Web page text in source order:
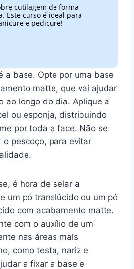
cutilagem de forma
Este curso é ideal para
e pedicure!
a base. Opte por uma base
matte, que vai ajudar
ao longo do dia. Aplique a
ou esponja, distribuindo
por toda a face. Não se
o pescoço, para evitar
é hora de selar a
um pó translúcido ou um pó
com acabamento matte.
com o auxílio de um
nas áreas mais
como testa, nariz e
a fixar a base e